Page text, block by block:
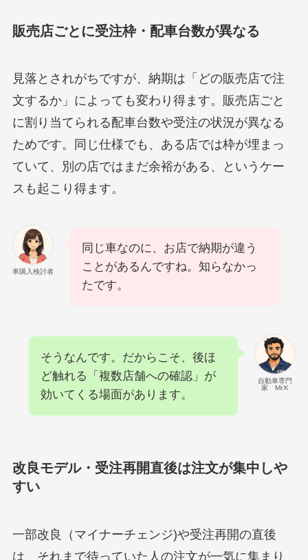
販売店ごとに受注枠・配車台数が異なる
見落とされがちですが、納期は「どの販売店で注
文するか」によっても変わり得ます。販売店ごと
に割り当てられる配車台数や受注の状況が異なる
ためです。同じ仕様でも、ある店では枠が埋まっ
ていて、別の店ではまだ余裕がある、というケー
スも起こり得ます。
車購入検討者
同じ車なのに、お店で納期が違う
ことがあるんですね。知らなかっ
たです。
自動車専門
家 Mr.K
そうなんです。だからこそ、後ほ
ど触れる「複数店舗への確認」が
効いてくる場面があります。
改良モデル・受注再開直後は注文が集中しや
すい
一部改良（マイナーチェンジ)や受注再開の直後
は、それまで待っていた人の注文が一気に集まり